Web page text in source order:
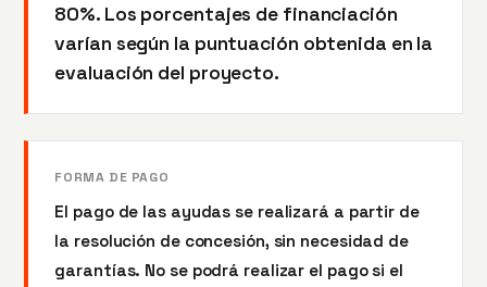
80%. Los porcentajes de financiación
varían según la puntuación obtenida en la
evaluación del proyecto.
FORMA DE PAGO
El pago de las ayudas se realizará a partir de
la resolución de concesión, sin necesidad de
garantías. No se podrá realizar el pago si el